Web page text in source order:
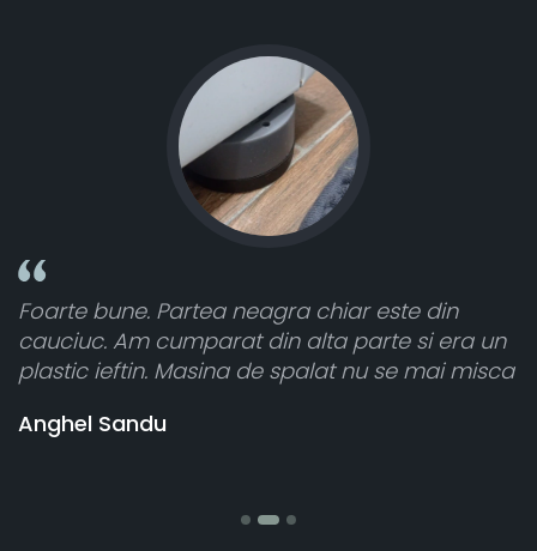
un
misca
Toate sunt foarte luminoase și
atât de bine în curtea din spate. A primit
cele 8 bucati dar una nu a funcționat,
banii pentru 1 bucata, Multumesc